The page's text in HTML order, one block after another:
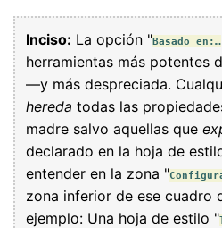
Inciso: La opción "Basado en:…
herramientas más potentes
—y más despreciada.
hereda todas las
madre salvo aquellas que
declarado en la hoja de
entender en la zona "
zona inferior de ese cuadro
ejemplo: Una hoja de estilo "